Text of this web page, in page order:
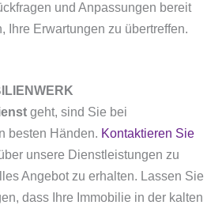
und Anpassungen bereit
Ihre Erwartungen zu übertreffen.
geht, sind Sie bei
besten Händen. Kontaktieren Sie
unsere Dienstleistungen zu
Angebot zu erhalten. Lassen Sie
dass Ihre Immobilie in der kalten